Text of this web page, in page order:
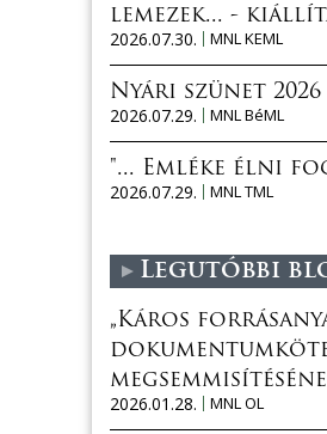
lemezek... -
2026.07.30.
MNL KEML
Nyári szünet 2026
2026.07.29.
MNL BéML
"... Emléke élni
2026.07.29.
MNL TML
Legutóbbi
„Káros
2026.01.28.
MNL OL